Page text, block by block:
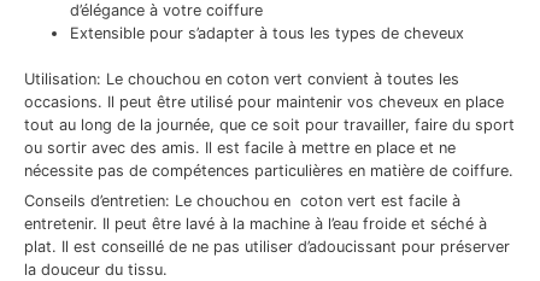
d’élégance à votre coiffure
Extensible pour s’adapter à tous les types de cheveux
Utilisation: Le chouchou en coton vert convient à toutes les
occasions. Il peut être utilisé pour maintenir vos cheveux en place
tout au long de la journée, que ce soit pour travailler, faire du sport
ou sortir avec des amis. Il est facile à mettre en place et ne
nécessite pas de compétences particulières en matière de coiffure.
Conseils d’entretien: Le chouchou en coton vert est facile à
entretenir. Il peut être lavé à la machine à l’eau froide et séché à
plat. Il est conseillé de ne pas utiliser d’adoucissant pour préserver
la douceur du tissu.